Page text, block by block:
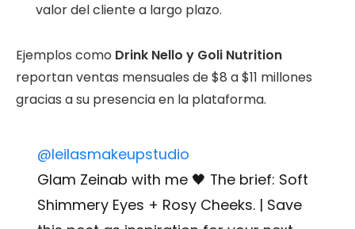
valor del cliente a largo plazo.
Ejemplos como Drink Nello y Goli Nutrition
reportan ventas mensuales de $8 a $11 millones
gracias a su presencia en la plataforma.
@leilasmakeupstudio
Glam Zeinab with me 🖤 The brief: Soft
Shimmery Eyes + Rosy Cheeks. | Save